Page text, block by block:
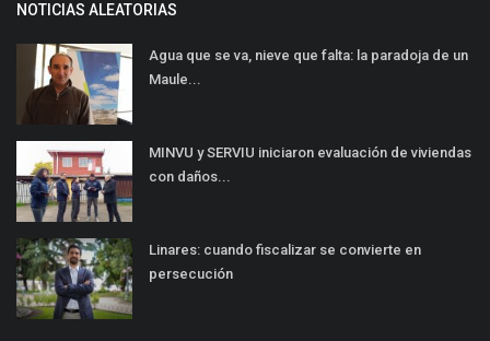
NOTICIAS ALEATORIAS
Agua que se va, nieve que falta: la paradoja de un
Maule...
MINVU y SERVIU iniciaron evaluación de viviendas
con daños...
Linares: cuando fiscalizar se convierte en
persecución